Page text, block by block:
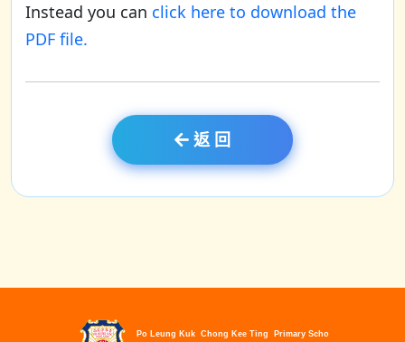
Instead you can click here to download the
PDF file.
返 回